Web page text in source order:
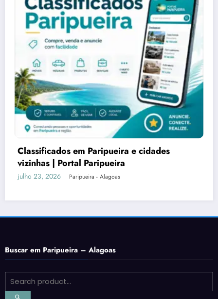
MACEIÓ
MARAGOGI MARECHAL DEODORO NOTÍCIAS
NOTÍCIAS
PALMEIRA DOS ÍNDIOS
PARIPUEIRA PASSEIO PASSEIOS
PENEDO
PIAÇABUÇU
PIRANHAS PISCINAS NATURAIS PRAIAS
PRAIAS
RESTAURANTES E BARES
SÃO MIGUEL DOS MILAGRES
SERVIÇOS TÁBUA DA MARÉ
TÁBUA DA MARÉ
UNIÃO DOS PALMARES
UTILIDADE PÚBLICA
Férias de Julho em Alagoas: descubra
Paripueira e os melhores destinos do Litoral
Norte
julho 18, 2026 Paripueira - Alagoas
Buscar em Paripueira – Alagoas